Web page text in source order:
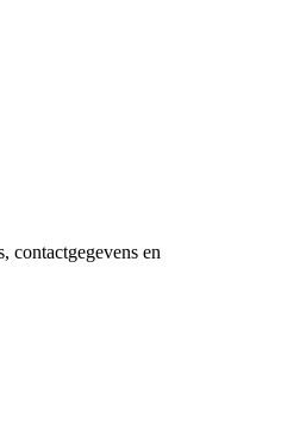
contactgegevens en